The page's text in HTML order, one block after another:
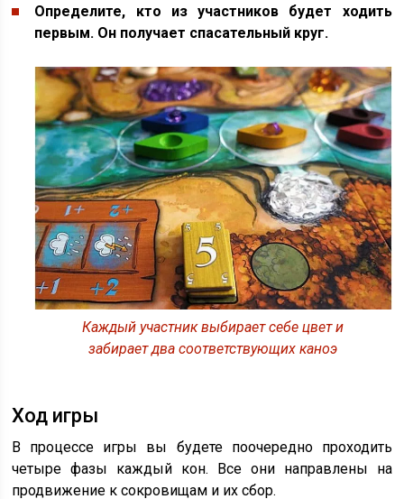
Определите, кто из участников будет ходить
первым. Он получает спасательный круг.
Каждый участник выбирает себе цвет и
забирает два соответствующих каноэ
Ход игры
В процессе игры вы будете поочередно проходить
четыре фазы каждый кон. Все они направлены на
продвижение к сокровищам и их сбор.